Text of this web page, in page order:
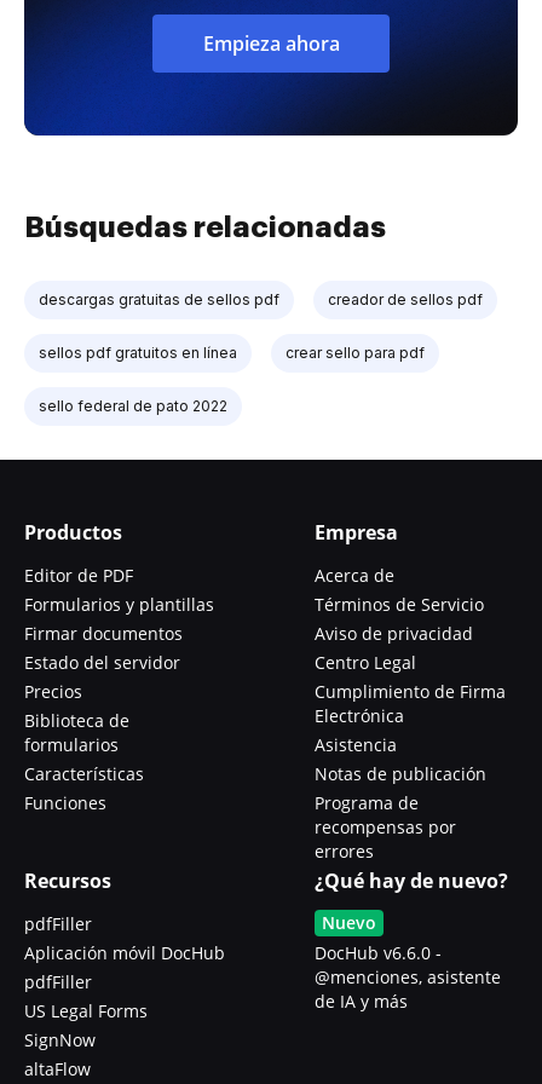
Empieza ahora
Búsquedas relacionadas
descargas gratuitas de sellos pdf creador de sellos pdf
sellos pdf gratuitos en línea crear sello para pdf
sello federal de pato 2022
Productos
Editor de PDF
Formularios y plantillas
Firmar documentos
Estado del servidor
Precios
Biblioteca de
formularios
Características
Funciones
Empresa
Acerca de
Términos de Servicio
Aviso de privacidad
Centro Legal
Cumplimiento de Firma
Electrónica
Asistencia
Notas de publicación
Programa de
recompensas por
errores
Recursos
pdfFiller
Aplicación móvil DocHub
pdfFiller
US Legal Forms
SignNow
altaFlow
¿Qué hay de nuevo?
Nuevo
DocHub v6.6.0 -
@menciones, asistente
de IA y más